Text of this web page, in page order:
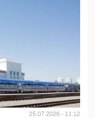
25.07.2026 - 11:12